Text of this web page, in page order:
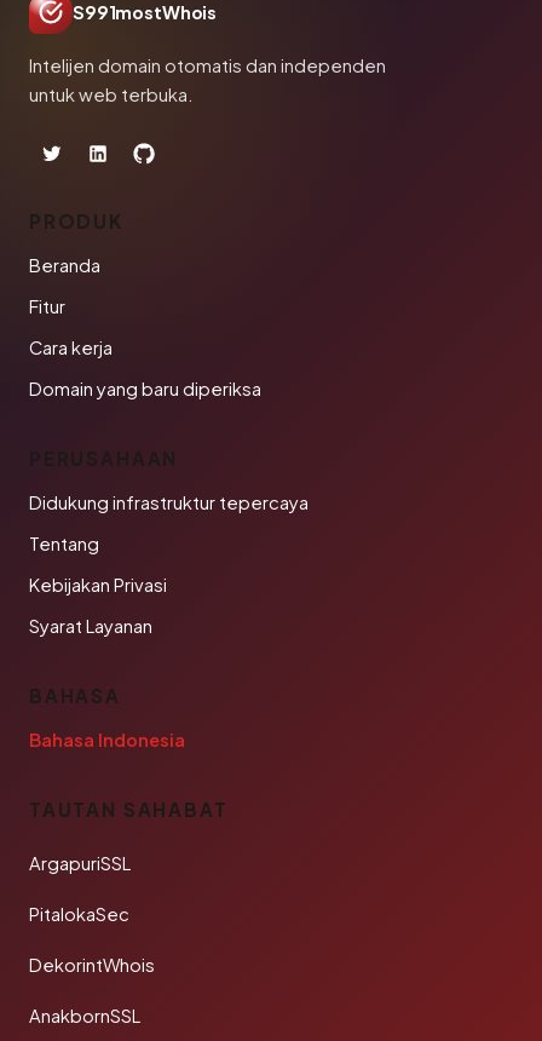
S991mostWhois
Intelijen domain otomatis dan independen
untuk web terbuka.
PRODUK
Beranda
Fitur
Cara kerja
Domain yang baru diperiksa
PERUSAHAAN
Didukung infrastruktur tepercaya
Tentang
Kebijakan Privasi
Syarat Layanan
BAHASA
Bahasa Indonesia
TAUTAN SAHABAT
ArgapuriSSL
PitalokaSec
DekorintWhois
AnakbornSSL